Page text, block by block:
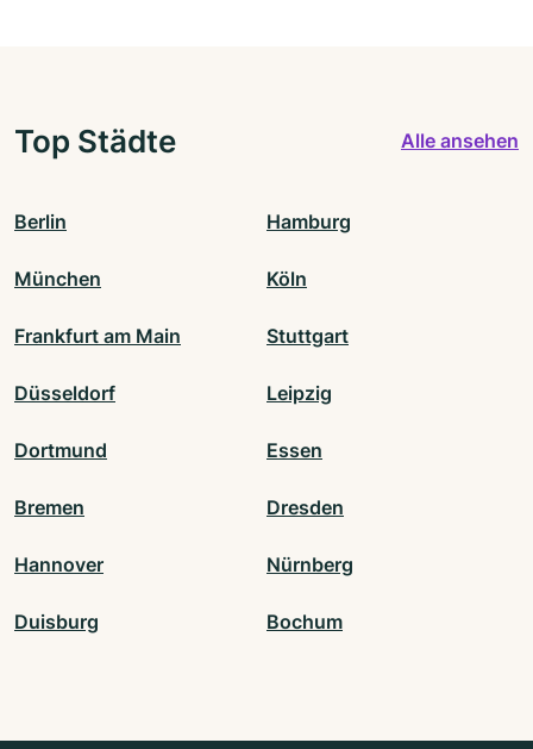
Top Städte Alle ansehen
Berlin Hamburg
München Köln
Frankfurt am Main Stuttgart
Düsseldorf Leipzig
Dortmund Essen
Bremen Dresden
Hannover Nürnberg
Duisburg Bochum